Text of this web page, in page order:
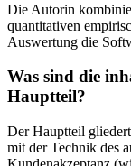
Die Autorin
quantitativen
Auswertung die
Was sind die
Hauptteil?
Der Hauptteil
mit der Technik des